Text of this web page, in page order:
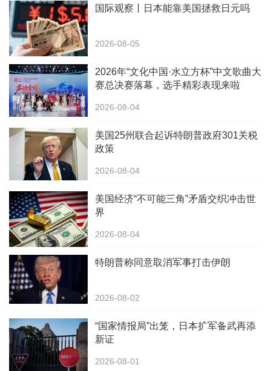
国际观察丨日本能靠美国拯救日元吗
2026-08-05
2026年“文化中国·水立方杯”中文歌曲大
赛总决赛落幕，选手精彩表现来啦
2026-08-04
美国25州联合起诉特朗普政府301关税
政策
2026-08-04
美国经济“不可能三角”矛盾交织冲击世
界
2026-08-04
特朗普称同意取消军事打击伊朗
2026-08-02
“国家情报局”出笼，日本扩军备武再添
新证
2026-08-01